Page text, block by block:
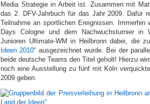
Media Strategie in Arbeit ist. Zusammen mit
das 2. DFV-Jahrbuch für das Jahr 2009. Dafür
Teilnahme an sportlichen Ereignissen.
Days Cologne und dem Nachwuchsturnier in
Junioren Ultimate-WM in Heilbronn dabei, die
Ideen 2010“ ausgezeichnet wurde. Bei der
beide deutsche Teams den Titel geholt! Hierzu
noch eine Ausstellung zu fünf mit Köln
2009 geben.